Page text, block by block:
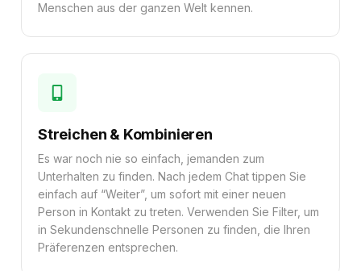
Menschen aus der ganzen Welt kennen.
Streichen & Kombinieren
Es war noch nie so einfach, jemanden zum
Unterhalten zu finden. Nach jedem Chat tippen Sie
einfach auf “Weiter”, um sofort mit einer neuen
Person in Kontakt zu treten. Verwenden Sie Filter, um
in Sekundenschnelle Personen zu finden, die Ihren
Präferenzen entsprechen.